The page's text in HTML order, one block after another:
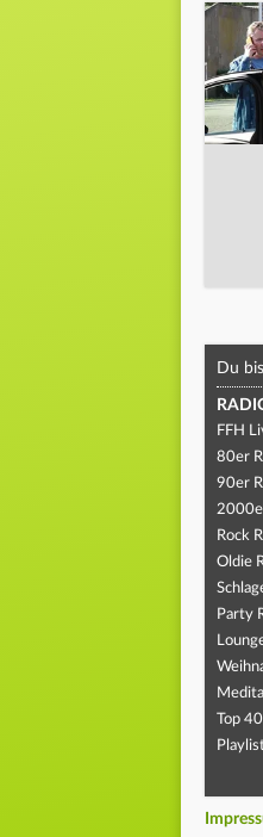
Du
FFH
80er
90er
Rock
Oldie
Party
Top 40